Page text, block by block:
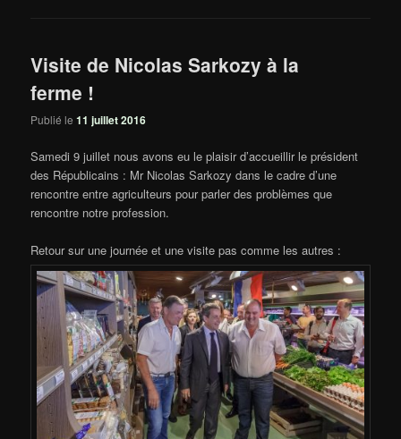
Visite de Nicolas Sarkozy à la
ferme !
Publié le11 juillet 2016
Samedi 9 juillet nous avons eu le plaisir d’accueillir le président
des Républicains : Mr Nicolas Sarkozy dans le cadre d’une
rencontre entre agriculteurs pour parler des problèmes que
rencontre notre profession.
Retour sur une journée et une visite pas comme les autres :